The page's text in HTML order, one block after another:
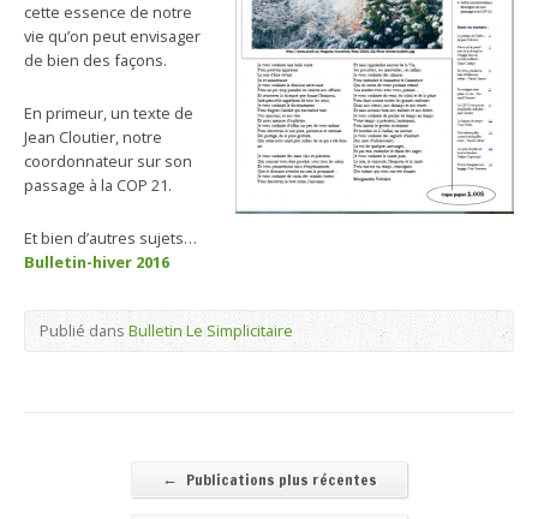
cette essence de notre
vie qu’on peut envisager
de bien des façons.
En primeur, un texte de
Jean Cloutier, notre
coordonnateur sur son
passage à la COP 21.
Et bien d’autres sujets…
Bulletin-hiver 2016
Publié dansBulletin Le Simplicitaire
← Publications plus récentes